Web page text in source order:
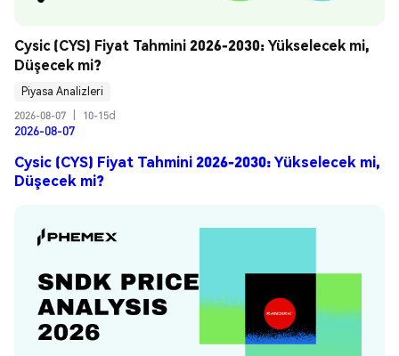
Cysic (CYS) Fiyat Tahmini 2026-2030: Yükselecek mi,
Düşecek mi?
Piyasa Analizleri
2026-08-07
10-15d
2026-08-07
Cysic (CYS) Fiyat Tahmini 2026-2030: Yükselecek mi,
Düşecek mi?